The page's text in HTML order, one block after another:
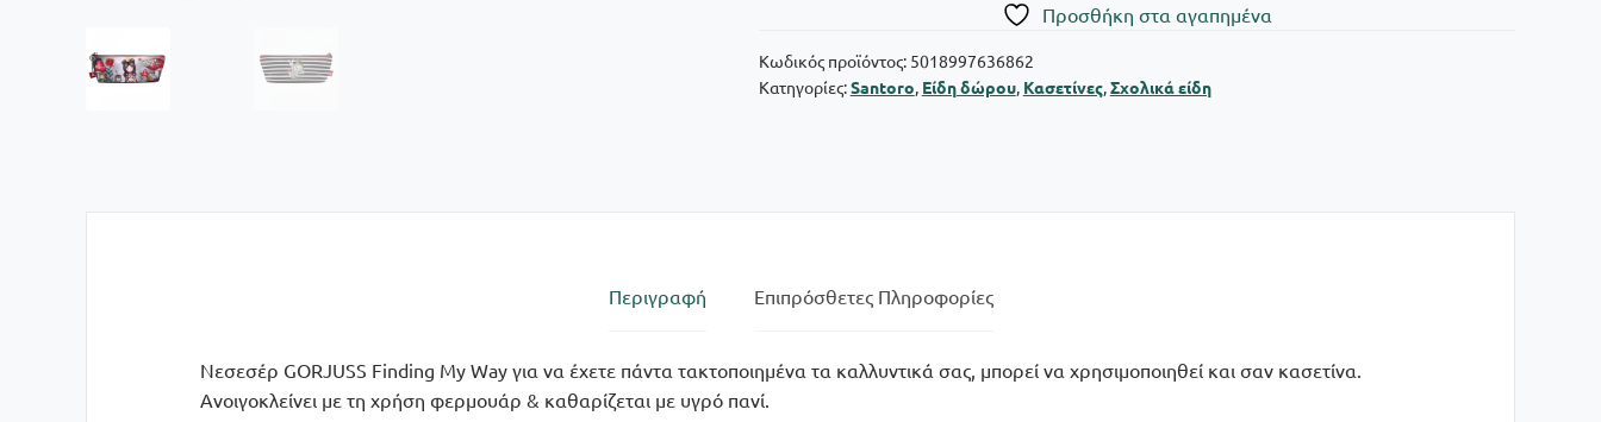
Κασετίνα/
Νεσεσέρ
Πρoσθήκη στα αγαπημένα
Κωδικός προϊόντος: 5018997636862
Κατηγορίες:Santoro, Είδη δώρου, Κασετίνες,Σχολικά είδη
Περιγραφή Επιπρόσθετες Πληροφορίες
Νεσεσέρ GORJUSS Finding My Way για να έχετε πάντα τακτοποιημένα τα καλλυντικά σας, μπορεί να χρησιμοποιηθεί και σαν κασετίνα.
Aνοιγοκλείνει με τη χρήση φερμουάρ & καθαρίζεται με υγρό πανί.